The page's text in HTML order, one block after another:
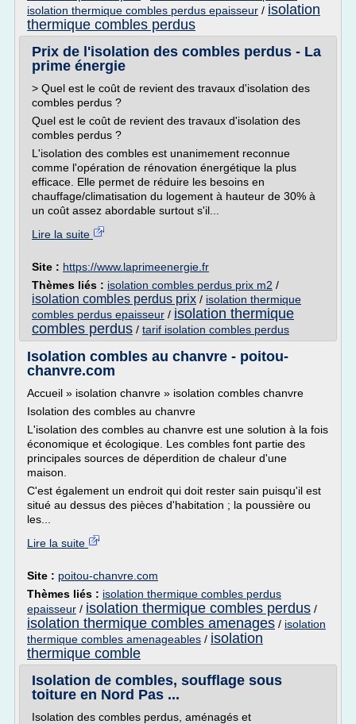
isolation thermique combles perdus epaisseur / isolation
thermique combles perdus
Prix de l'isolation des combles perdus - La
prime énergie
> Quel est le coût de revient des travaux d'isolation des
combles perdus ?
Quel est le coût de revient des travaux d'isolation des
combles perdus ?
L'isolation des combles est unanimement reconnue
comme l'opération de rénovation énergétique la plus
efficace. Elle permet de réduire les besoins en
chauffage/climatisation du logement à hauteur de 30% à
un coût assez abordable surtout s'il...
Lire la suite
Site : https://www.laprimeenergie.fr
Thèmes liés : isolation combles perdus prix m2 /
isolation combles perdus prix / isolation thermique
combles perdus epaisseur / isolation thermique
combles perdus / tarif isolation combles perdus
Isolation combles au chanvre - poitou-
chanvre.com
Accueil » isolation chanvre » isolation combles chanvre
Isolation des combles au chanvre
L'isolation des combles au chanvre est une solution à la fois
économique et écologique. Les combles font partie des
principales sources de déperdition de chaleur d'une
maison.
C'est également un endroit qui doit rester sain puisqu'il est
situé au dessus des pièces d'habitation ; la poussière ou
les...
Lire la suite
Site : poitou-chanvre.com
Thèmes liés : isolation thermique combles perdus
epaisseur / isolation thermique combles perdus /
isolation thermique combles amenages / isolation
thermique combles amenageables / isolation
thermique comble
Isolation de combles, soufflage sous
toiture en Nord Pas ...
Isolation des combles perdus, aménagés et